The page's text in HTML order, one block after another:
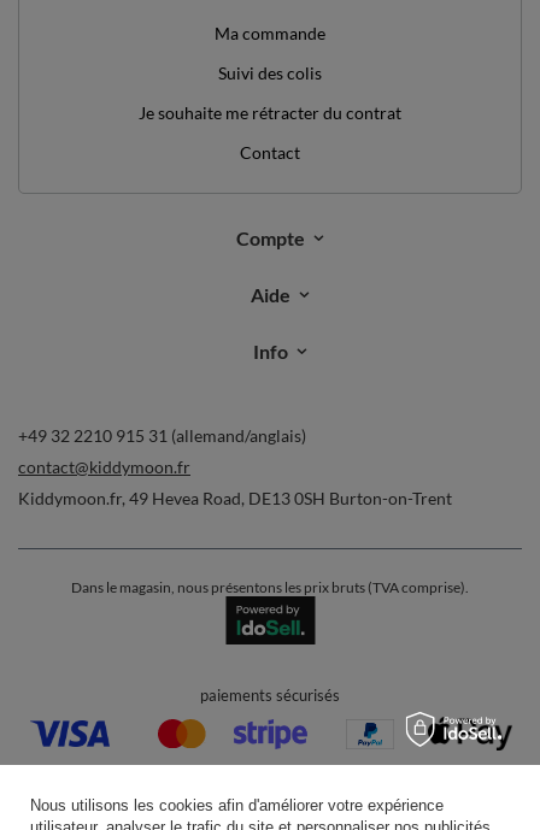
Ma commande
Suivi des colis
Je souhaite me rétracter du contrat
Contact
Compte
Aide
Info
+49 32 2210 915 31 (allemand/anglais)
contact@kiddymoon.fr
Kiddymoon.fr, 49 Hevea Road, DE13 0SH Burton-on-Trent
Dans le magasin, nous présentons les prix bruts (TVA comprise).
paiements sécurisés
Nous utilisons les cookies afin d'améliorer votre expérience